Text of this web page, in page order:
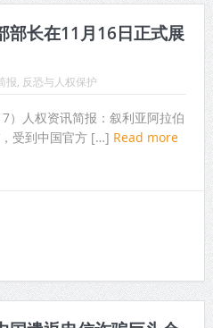
部长在11月16日正式展
报 反恐与人权保护
）人权资讯简报：叙利亚阿拉伯
受到中国官方 […] Read more